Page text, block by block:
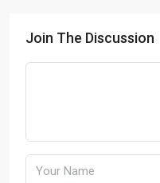
Join The Discussion